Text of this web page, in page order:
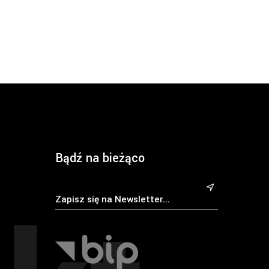
Bądź na bieżąco
&